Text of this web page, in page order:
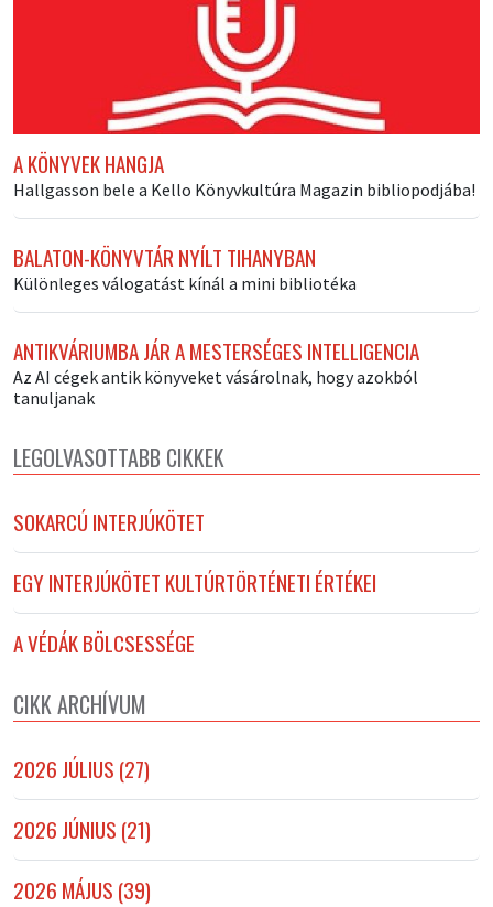
A KÖNYVEK HANGJA
Hallgasson bele a Kello Könyvkultúra Magazin bibliopodjába!
BALATON-KÖNYVTÁR NYÍLT TIHANYBAN
Különleges válogatást kínál a mini bibliotéka
ANTIKVÁRIUMBA JÁR A MESTERSÉGES INTELLIGENCIA
Az AI cégek antik könyveket vásárolnak, hogy azokból
tanuljanak
LEGOLVASOTTABB CIKKEK
SOKARCÚ INTERJÚKÖTET
EGY INTERJÚKÖTET KULTÚRTÖRTÉNETI ÉRTÉKEI
A VÉDÁK BÖLCSESSÉGE
CIKK ARCHÍVUM
2026 JÚLIUS (27)
2026 JÚNIUS (21)
2026 MÁJUS (39)